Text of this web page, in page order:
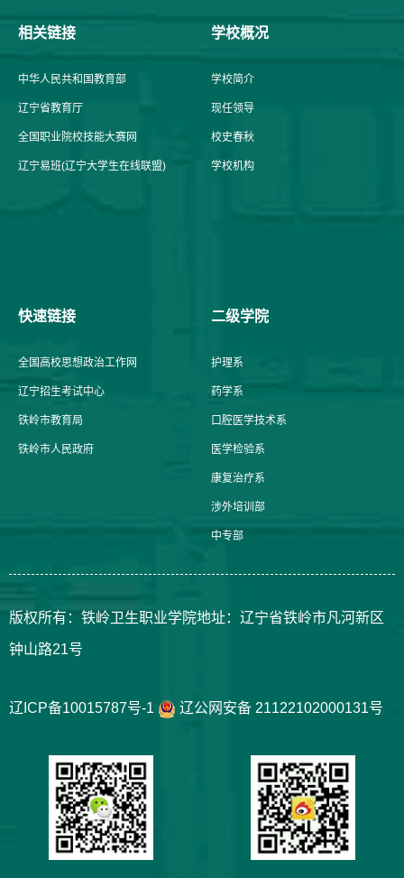
相关链接
中华人民共和国教育部
辽宁省教育厅
全国职业院校技能大赛网
辽宁易班(辽宁大学生在线联盟)
学校概况
学校简介
现任领导
校史春秋
学校机构
快速链接
全国高校思想政治工作网
辽宁招生考试中心
铁岭市教育局
铁岭市人民政府
二级学院
护理系
药学系
口腔医学技术系
医学检验系
康复治疗系
涉外培训部
中专部
版权所有：铁岭卫生职业学院地址：辽宁省铁岭市凡河新区
钟山路21号
辽ICP备10015787号-1 辽公网安备 21122102000131号